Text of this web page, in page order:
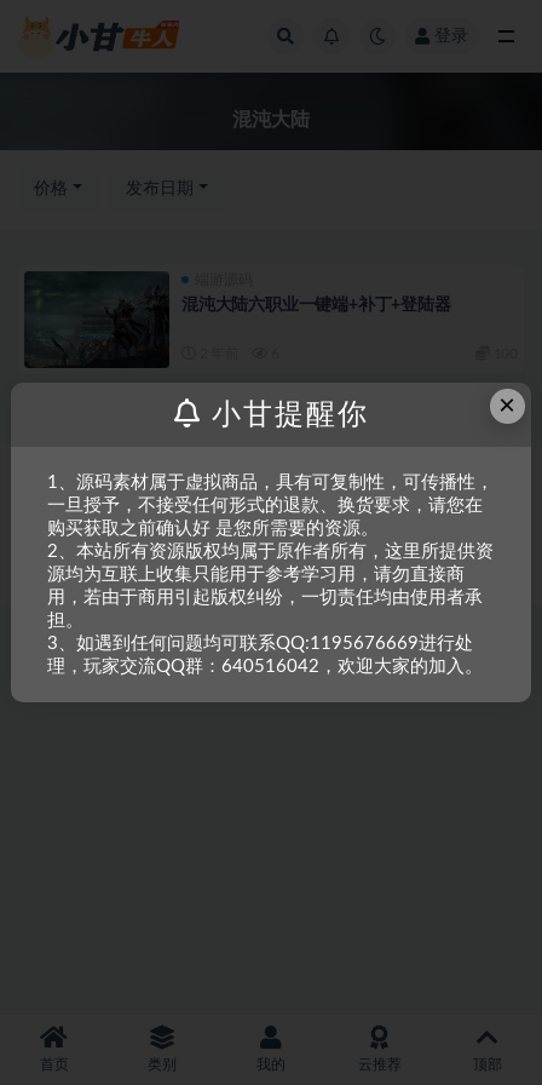
登录
混沌大陆
价格 发布日期
混沌大陆六职业一键端+补丁+登陆器
Copyright © 2023 小甘牛人资源网 - All rights reserved
粤ICP备2023002201
号-1
本站是一个坚持做精品资源的网站，会长期坚持更新资源，以共享为原则，尊
重原创，如需搬资源请先与站长沟通，恶意搬运封禁账号。
首页 类别 我的 云推荐 顶部
×
小甘提醒你
1、源码素材属于虚拟商品，具有可复制性，可传播性，
一旦授予，不接受任何形式的退款、换货要求，请您在
购买获取之前确认好 是您所需要的资源。
2、本站所有资源版权均属于原作者所有，这里所提供资
源均为互联上收集只能用于参考学习用，请勿直接商
用，若由于商用引起版权纠纷，一切责任均由使用者承
担。
3、如遇到任何问题均可联系QQ:1195676669进行处
理，玩家交流QQ群：640516042，欢迎大家的加入。